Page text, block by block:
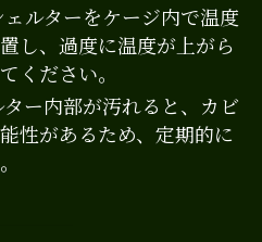
ェルターをケージ内で温度
し、過度に温度が上がら
ください。
ー内部が汚れると、カビ
性があるため、定期的に